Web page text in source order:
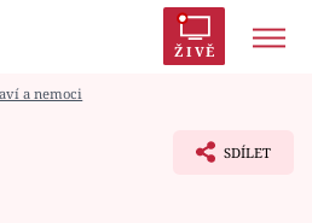
ŽIVĚ
a nemoci
SDÍLET